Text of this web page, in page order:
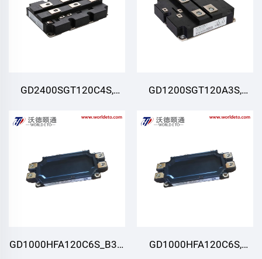
GD2400SGT120C4S,
GD1200SGT120A3S,
GD1000HFA120C6S_B39,
GD1000HFA120C6S,